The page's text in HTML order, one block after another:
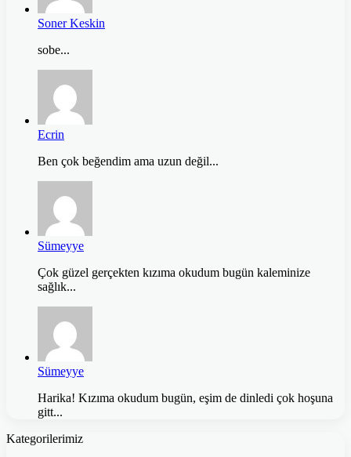
Soner Keskin
sobe...
Ecrin
Ben çok beğendim ama uzun değil...
Sümeyye
Çok güzel gerçekten kızıma okudum bugün kaleminize
sağlık...
Sümeyye
Harika! Kızıma okudum bugün, eşim de dinledi çok hoşuna
gitt...
Kategorilerimiz